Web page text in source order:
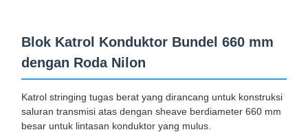
Blok Katrol Konduktor Bundel 660 mm
dengan Roda Nilon
Katrol stringing tugas berat yang dirancang untuk konstruksi
saluran transmisi atas dengan sheave berdiameter 660 mm
besar untuk lintasan konduktor yang mulus.